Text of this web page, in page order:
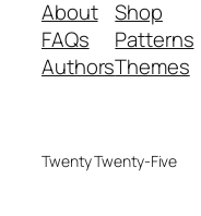
About
FAQs
Authors
Shop
Patterns
Themes
Twenty Twenty-Five